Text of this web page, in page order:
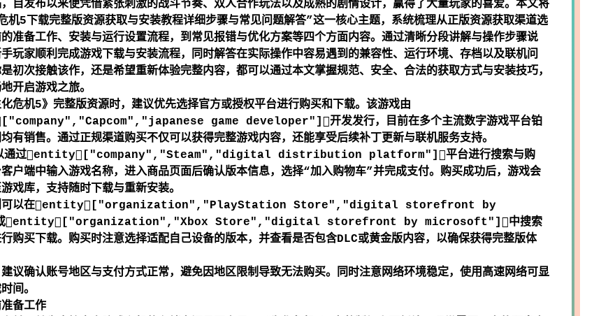
，自发布以来便凭借紧张刺激的战斗节奏、双人合作玩法以及成熟的剧情设计，赢得了大量玩家的喜爱。本文将
机5下载完整版资源获取与安装教程详细步骤与常见问题解答”这一核心主题，系统梳理从正版资源获取渠道选
准备工作、安装与运行设置流程，到常见报错与优化方案等四个方面内容。通过清晰分段讲解与操作步骤说
玩家顺利完成游戏下载与安装流程，同时解答在实际操作中容易遇到的兼容性、运行环境、存档以及联机问
初次接触该作，还是希望重新体验完整内容，都可以通过本文掌握规范、安全、合法的获取方式与安装技巧，
开启游戏之旅。
危机5》完整版资源时，建议优先选择官方或授权平台进行购买和下载。该游戏由
game developer"]开发发行，目前在多个主流数字游戏平台铂
均有销售。通过正规渠道购买不仅可以获得完整游戏内容，还能享受后续补丁更新与联机服务支持。
以通过entity["company","Steam","digital distribution platform"]平台进行搜索与购
户端中输入游戏名称，进入商品页面后确认版本信息，选择“加入购物车”并完成支付。购买成功后，游戏会
戏库，支持随时下载与重新安装。
则可以在entity["organization","PlayStation Store","digital storefront by
entity["organization","Xbox Store","digital storefront by microsoft"]中搜索
购买下载。购买时注意选择适配自己设备的版本，并查看是否包含DLC或黄金版内容，以确保获得完整版体
议确认账号地区与支付方式正常，避免因地区限制导致无法购买。同时注意网络环境稳定，使用高速网络可显
间。
备工作